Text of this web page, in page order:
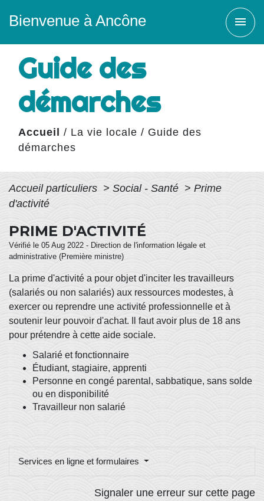
Bienvenue à Ancône menu
Guide des
démarches
Accueil / La vie locale / Guide des
démarches
Accueil particuliers > Social - Santé > Prime
d'activité
PRIME D'ACTIVITÉ
Vérifié le 05 Aug 2022 - Direction de l'information légale et
administrative (Première ministre)
La prime d'activité a pour objet d'inciter les travailleurs
(salariés ou non salariés) aux ressources modestes, à
exercer ou reprendre une activité professionnelle et à
soutenir leur pouvoir d'achat. Il faut avoir plus de 18 ans
pour prétendre à cette aide sociale.
Salarié et fonctionnaire
Étudiant, stagiaire, apprenti
Personne en congé parental, sabbatique, sans solde
ou en disponibilité
Travailleur non salarié
Services en ligne et formulaires
Signaler une erreur sur cette page